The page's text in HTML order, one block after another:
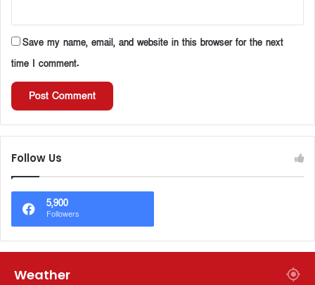
Save my name, email, and website in this browser for the next
time I comment.
Follow Us
5,900
Followers
Weather